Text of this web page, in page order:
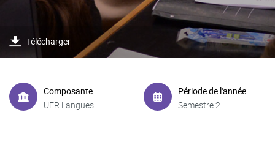
Télécharger
Composante
UFR Langues
Période de l'année
Semestre 2